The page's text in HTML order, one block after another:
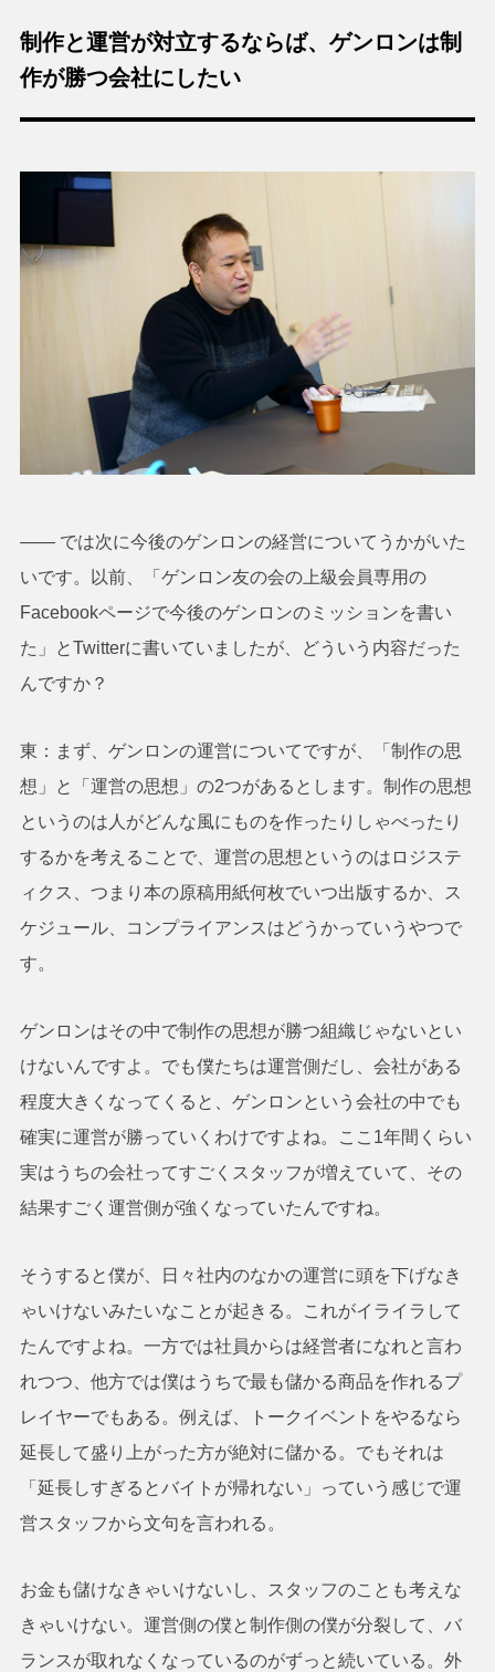
制作と運営が対立するならば、ゲンロンは制
作が勝つ会社にしたい
―― では次に今後のゲンロンの経営についてうかがいた
いです。以前、「ゲンロン友の会の上級会員専用の
Facebookページで今後のゲンロンのミッションを書い
た」とTwitterに書いていましたが、どういう内容だった
んですか？
東：まず、ゲンロンの運営についてですが、「制作の思
想」と「運営の思想」の2つがあるとします。制作の思想
というのは人がどんな風にものを作ったりしゃべったり
するかを考えることで、運営の思想というのはロジステ
ィクス、つまり本の原稿用紙何枚でいつ出版するか、ス
ケジュール、コンプライアンスはどうかっていうやつで
す。
ゲンロンはその中で制作の思想が勝つ組織じゃないとい
けないんですよ。でも僕たちは運営側だし、会社がある
程度大きくなってくると、ゲンロンという会社の中でも
確実に運営が勝っていくわけですよね。ここ1年間くらい
実はうちの会社ってすごくスタッフが増えていて、その
結果すごく運営側が強くなっていたんですね。
そうすると僕が、日々社内のなかの運営に頭を下げなき
ゃいけないみたいなことが起きる。これがイライラして
たんですよね。一方では社員からは経営者になれと言わ
れつつ、他方では僕はうちで最も儲かる商品を作れるプ
レイヤーでもある。例えば、トークイベントをやるなら
延長して盛り上がった方が絶対に儲かる。でもそれは
「延長しすぎるとバイトが帰れない」っていう感じで運
営スタッフから文句を言われる。
お金も儲けなきゃいけないし、スタッフのことも考えな
きゃいけない。運営側の僕と制作側の僕が分裂して、バ
ランスが取れなくなっているのがずっと続いている。外